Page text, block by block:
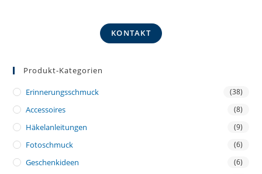
KONTAKT
Produkt-Kategorien
Erinnerungsschmuck (38)
Accessoires (8)
Häkelanleitungen (9)
Fotoschmuck (6)
Geschenkideen (6)